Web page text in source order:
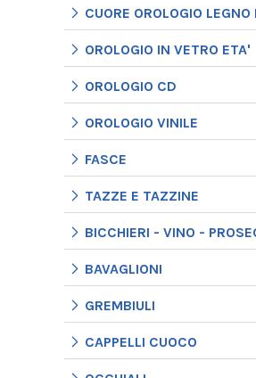
CUORE OROLOGIO LEGNO
OROLOGIO IN VETRO ETA'
OROLOGIO CD
OROLOGIO VINILE
FASCE
TAZZE E TAZZINE
BICCHIERI - VINO -
BAVAGLIONI
GREMBIULI
CAPPELLI CUOCO